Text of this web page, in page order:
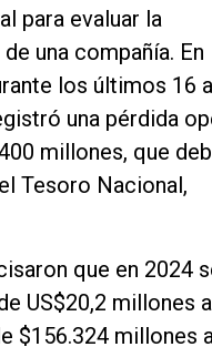
para evaluar la
una compañía. En
los últimos 16
una pérdida
millones, que
Tesoro Nacional,
que en 2024
US$20,2 millones
$156.324 millones